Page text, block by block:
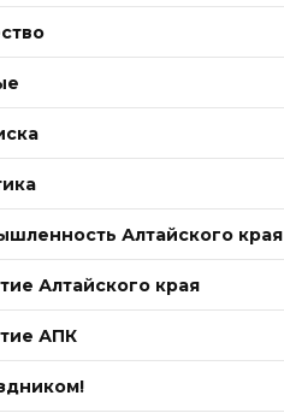
Алтайского края
Алтайского края
АПК